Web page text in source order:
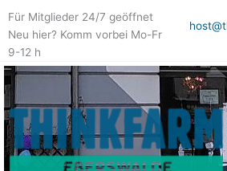
Für Mitglieder 24/7 geöffnet
Neu hier? Komm vorbei Mo-Fr
9-12 h